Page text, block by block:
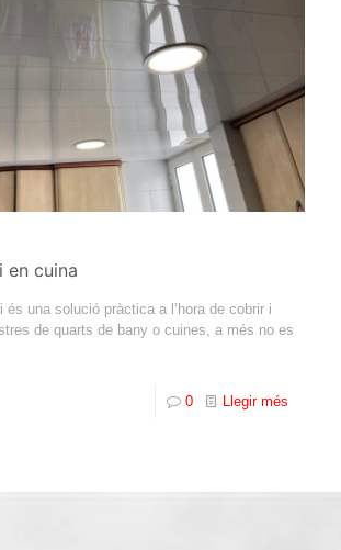
en cuina
és una solució pràctica a l’hora de cobrir i
de quarts de bany o cuines, a més no es
0 Llegir més